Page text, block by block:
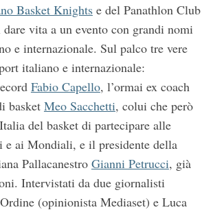
Basket Knightse del Panathlon Club
vita a un evento con grandi nomi
e internazionale. Sul palco tre vere
italiano e internazionale:
Fabio Capello, l’ormai ex coach
basket Meo Sacchetti, colui che però
del basket di partecipare alle
ai Mondiali, e il presidente della
Pallacanestro Gianni Petrucci, già
Intervistati da due giornalisti
(opinionista Mediaset) e Luca